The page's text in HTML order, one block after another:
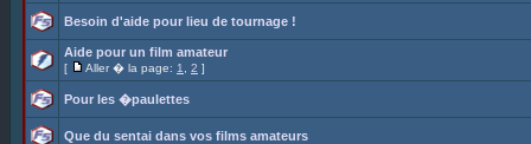
Besoin d'aide pour lieu de tournage !
Aide pour un film amateur
[ Aller � la page: 1 2 ]
Pour les �paulettes
Que du sentai dans vos films amateurs